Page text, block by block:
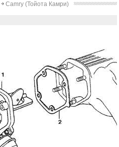
￫ Camry (Тойота Камри)